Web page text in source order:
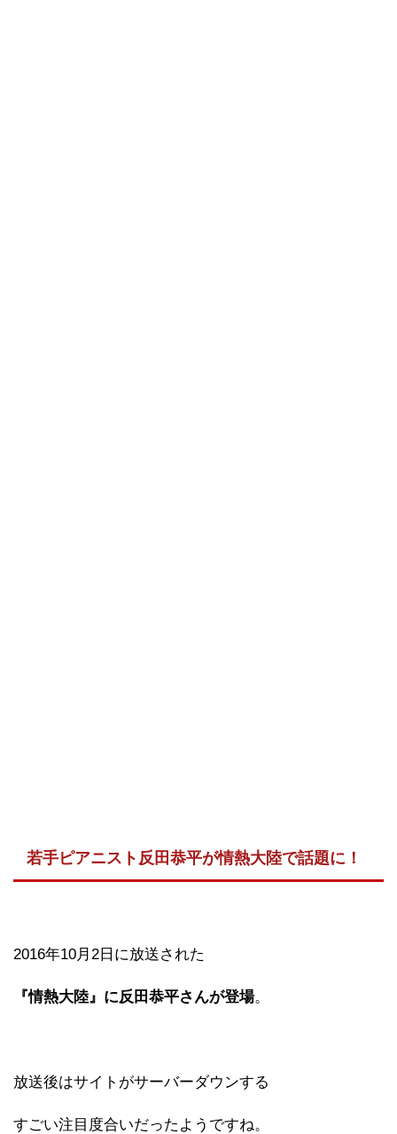
若手ピアニスト反田恭平が情熱大陸で話題に！
2016年10月2日に放送された
『情熱大陸』に反田恭平さんが登場。
放送後はサイトがサーバーダウンする
すごい注目度合いだったようですね。